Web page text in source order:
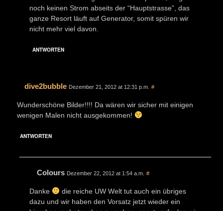
noch keinen Strom abseits der “Hauptstrasse”, das
ganze Resort läuft auf Generator, somit spüren wir
nicht mehr viel davon.
ANTWORTEN
dive2bubble Dezember 21, 2012 at 12:31 p.m. #
Wunderschöne Bilder!!!! Da wären wir sicher mit einigen
wenigen Malen nicht ausgekommen!
ANTWORTEN
Colours Dezember 22, 2012 at 1:54 a.m. #
Danke
die reiche UW Welt tut auch ein übriges
dazu und wir haben den Vorsatz jetzt wieder ein